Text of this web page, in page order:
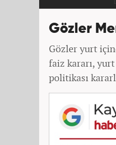
Gözler
Gözler yurt
faiz kararı, yurt
politikası